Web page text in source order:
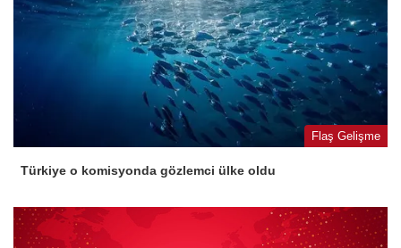
Flaş Gelişme
Türkiye o komisyonda gözlemci ülke oldu